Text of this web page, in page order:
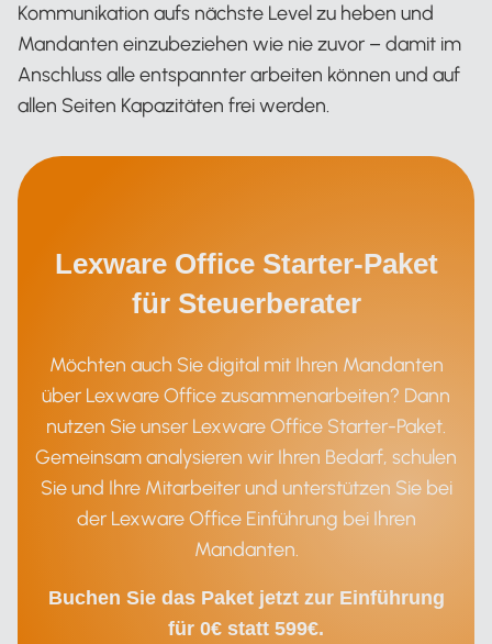
Kommunikation aufs nächste Level zu heben und
Mandanten einzubeziehen wie nie zuvor – damit im
Anschluss alle entspannter arbeiten können und auf
allen Seiten Kapazitäten frei werden.
Lexware Office Starter-Paket
für Steuerberater
Möchten auch Sie digital mit Ihren Mandanten
über Lexware Office zusammenarbeiten? Dann
nutzen Sie unser Lexware Office Starter-Paket.
Gemeinsam analysieren wir Ihren Bedarf, schulen
Sie und Ihre Mitarbeiter und unterstützen Sie bei
der Lexware Office Einführung bei Ihren
Mandanten.
Buchen Sie das Paket jetzt zur Einführung
für 0€ statt 599€.